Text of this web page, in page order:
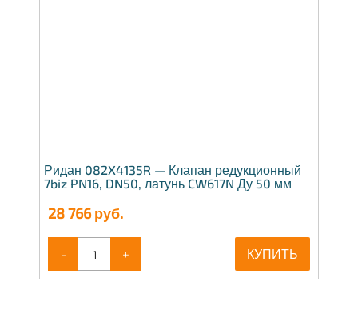
Ридан 082X4135R — Клапан редукционный
7biz PN16, DN50, латунь CW617N Ду 50 мм
28 766руб.
- + КУПИТЬ